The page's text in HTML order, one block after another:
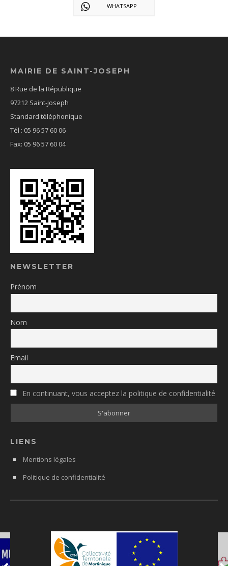
WHATSAPP
MAIRIE DE SAINT-JOSEPH
8 Rue de la République
97212 Saint-Joseph
Standard téléphonique
Tél : 05 96 57 60 06
Fax: 05 96 57 60 04
NEWSLETTER
Prénom
Nom
Email
En continuant, vous acceptez la politique de confidentialité
LIENS
Mentions légales
Politique de confidentialité